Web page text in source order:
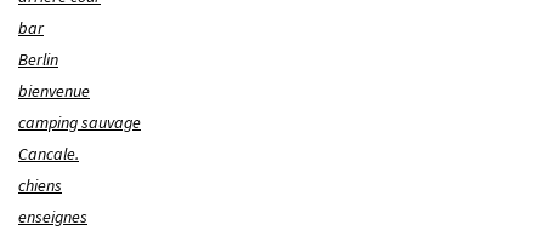
bar
Berlin
bienvenue
camping sauvage
Cancale.
chiens
enseignes